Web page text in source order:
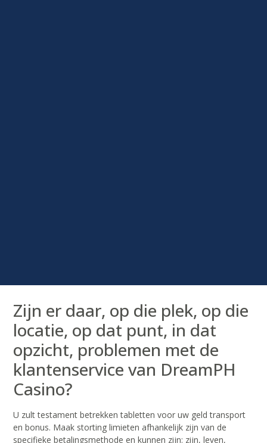
Zijn er daar, op die plek, op die
locatie, op dat punt, in dat
opzicht, problemen met de
klantenservice van DreamPH
Casino?
U zult testament betrekken tabletten voor uw geld transport
en bonus. Maak storting limieten afhankelijk zijn van de
specifieke betalingsmethode en kunnen zijn: zijn, leven,